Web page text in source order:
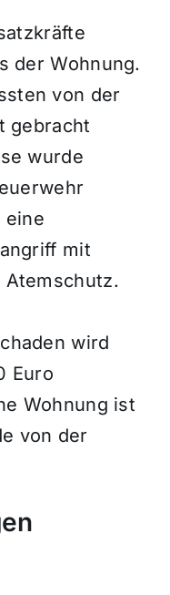
der Wohnung.
von der
gebracht
wurde
eine
mit
wird
Euro
Wohnung ist
von der